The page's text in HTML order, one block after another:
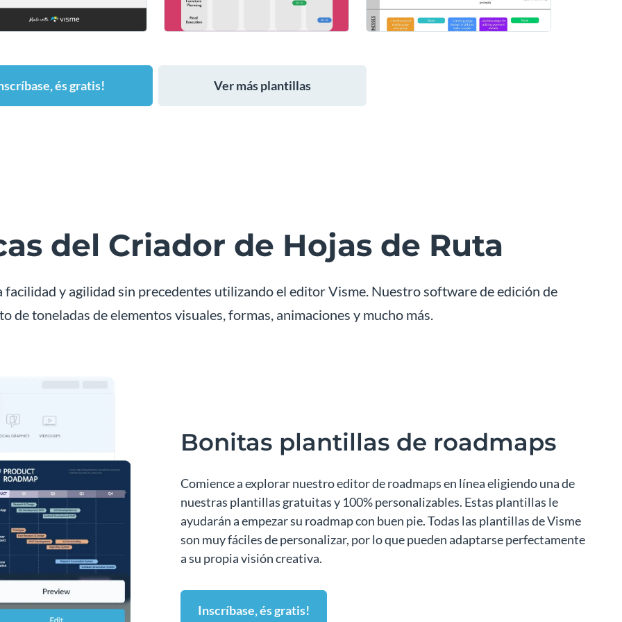
és gratis! Ver más plantillas
del Criador de Hojas de Ruta
y agilidad sin precedentes utilizando el editor Visme. Nuestro software de edición de
de toneladas de elementos visuales, formas, animaciones y mucho más.
Bonitas plantillas de roadmaps
Comience a explorar nuestro editor de roadmaps en línea eligiendo una de
nuestras plantillas gratuitas y 100% personalizables. Estas plantillas le
ayudarán a empezar su roadmap con buen pie. Todas las plantillas de Visme
son muy fáciles de personalizar, por lo que pueden adaptarse perfectamente
a su propia visión creativa.
Inscríbase, és gratis!